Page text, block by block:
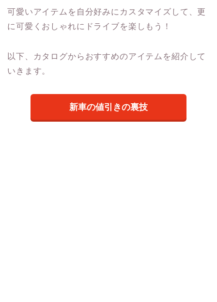
可愛いアイテムを自分好みにカスタマイズして、更
に可愛くおしゃれにドライブを楽しもう！
以下、カタログからおすすめのアイテムを紹介して
いきます。
新車の値引きの裏技